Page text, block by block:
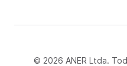
© 2026 ANER Ltda.